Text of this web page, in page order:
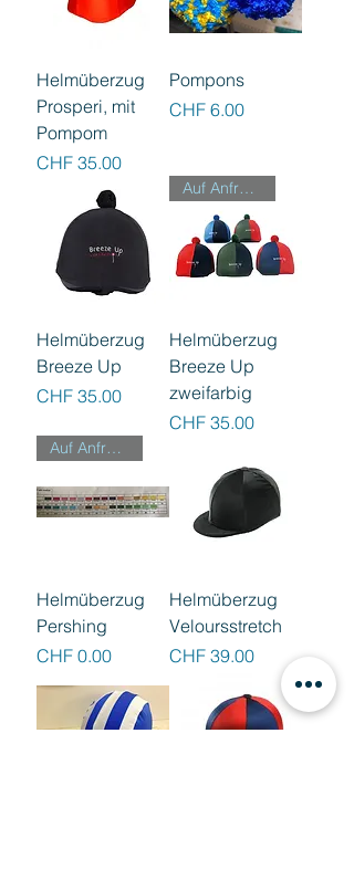
Helmüberzug
Prosperi, mit
Pompom
Preis
CHF 35.00
Pompons
Preis
CHF 6.00
Helmüberzug
Breeze Up
Preis
CHF 35.00
Auf Anfrage
Helmüberzug
Breeze Up
zweifarbig
Preis
CHF 35.00
Auf Anfrage
Helmüberzug
Pershing
Preis
CHF 0.00
Helmüberzug
Veloursstretch
Preis
CHF 39.00